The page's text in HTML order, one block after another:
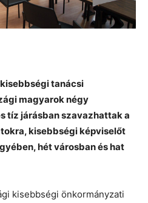
tanácsi
magyarok négy
tíz járásban szavazhattak a
kisebbségi képviselőt
hét városban és hat
kisebbségi önkormányzati